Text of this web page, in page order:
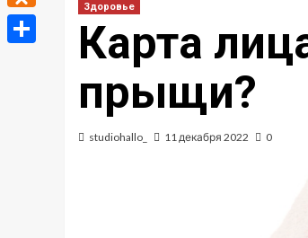
Здоровье
Карта
прыщи?
studiohallo_ 11 декабря 2022 0
Odnoklassniki
Отправить